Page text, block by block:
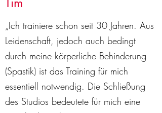
„Ich trainiere schon seit 30 Jahren. Aus
Leidenschaft, jedoch auch bedingt
durch meine körperliche Behinderung
(Spastik) ist das Training für mich
essentiell notwendig. Die Schließung
des Studios bedeutete für mich eine